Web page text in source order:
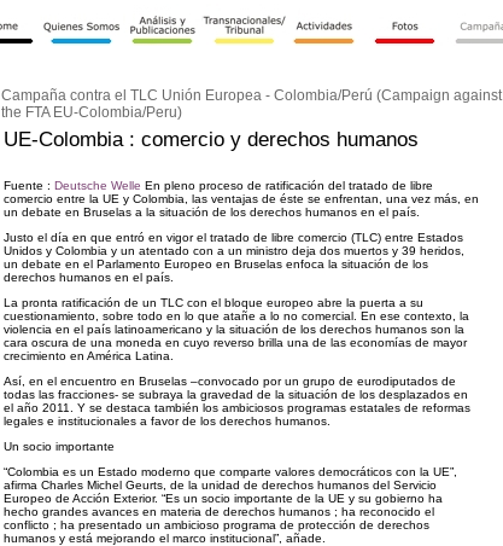
Campaña contra el TLC Unión Europea - Colombia/Perú (Campaign against
the FTA EU-Colombia/Peru)
UE-Colombia : comercio y derechos humanos
Fuente : Deutsche Welle En pleno proceso de ratificación del tratado de libre
comercio entre la UE y Colombia, las ventajas de éste se enfrentan, una vez más, en
un debate en Bruselas a la situación de los derechos humanos en el país.
Justo el día en que entró en vigor el tratado de libre comercio (TLC) entre Estados
Unidos y Colombia y un atentado con a un ministro deja dos muertos y 39 heridos,
un debate en el Parlamento Europeo en Bruselas enfoca la situación de los
derechos humanos en el país.
La pronta ratificación de un TLC con el bloque europeo abre la puerta a su
cuestionamiento, sobre todo en lo que atañe a lo no comercial. En ese contexto, la
violencia en el país latinoamericano y la situación de los derechos humanos son la
cara oscura de una moneda en cuyo reverso brilla una de las economías de mayor
crecimiento en América Latina.
Así, en el encuentro en Bruselas –convocado por un grupo de eurodiputados de
todas las fracciones- se subraya la gravedad de la situación de los desplazados en
el año 2011. Y se destaca también los ambiciosos programas estatales de reformas
legales e institucionales a favor de los derechos humanos.
Un socio importante
“Colombia es un Estado moderno que comparte valores democráticos con la UE”,
afirma Charles Michel Geurts, de la unidad de derechos humanos del Servicio
Europeo de Acción Exterior. “Es un socio importante de la UE y su gobierno ha
hecho grandes avances en materia de derechos humanos ; ha reconocido el
conflicto ; ha presentado un ambicioso programa de protección de derechos
humanos y está mejorando el marco institucional”, añade.